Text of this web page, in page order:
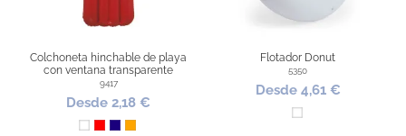
Colchoneta hinchable de playa
con ventana transparente
9417
Desde 2,18 €
Blanco
RojoAzul Oscuro
Naranja
Flotador Donut
5350
Desde 4,61 €
Blanco